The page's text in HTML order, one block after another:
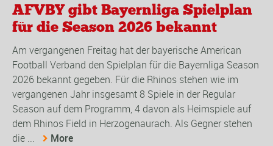
AFVBY gibt Bayernliga Spielplan
für die Season 2026 bekannt
Am vergangenen Freitag hat der bayerische American
Football Verband den Spielplan für die Bayernliga Season
2026 bekannt gegeben. Für die Rhinos stehen wie im
vergangenen Jahr insgesamt 8 Spiele in der Regular
Season auf dem Programm, 4 davon als Heimspiele auf
dem Rhinos Field in Herzogenaurach. Als Gegner stehen
die ...
More